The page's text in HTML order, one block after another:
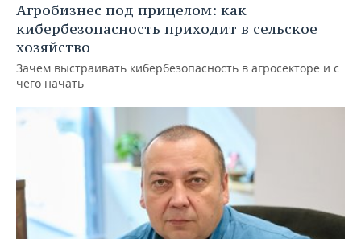
Агробизнес под прицелом: как
кибербезопасность приходит в сельское
хозяйство
Зачем выстраивать кибербезопасность в агросекторе и с
чего начать